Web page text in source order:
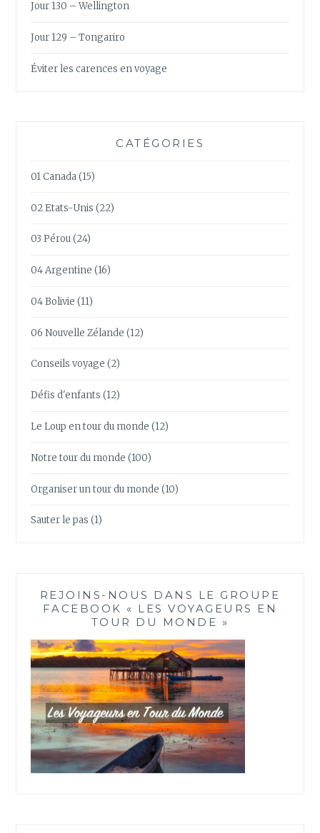
Jour 130 – Wellington
Jour 129 – Tongariro
Éviter les carences en voyage
CATÉGORIES
01 Canada(15)
02 Etats-Unis (22)
03 Pérou(24)
04 Argentine (16)
04 Bolivie (11)
06 Nouvelle Zélande (12)
Conseils voyage (2)
Défis d'enfants (12)
Le Loup en tour du monde (12)
Notre tour du monde (100)
Organiser un tour du monde (10)
Sauter le pas (1)
REJOINS-NOUS DANS LE GROUPE
FACEBOOK « LES VOYAGEURS EN
TOUR DU MONDE »